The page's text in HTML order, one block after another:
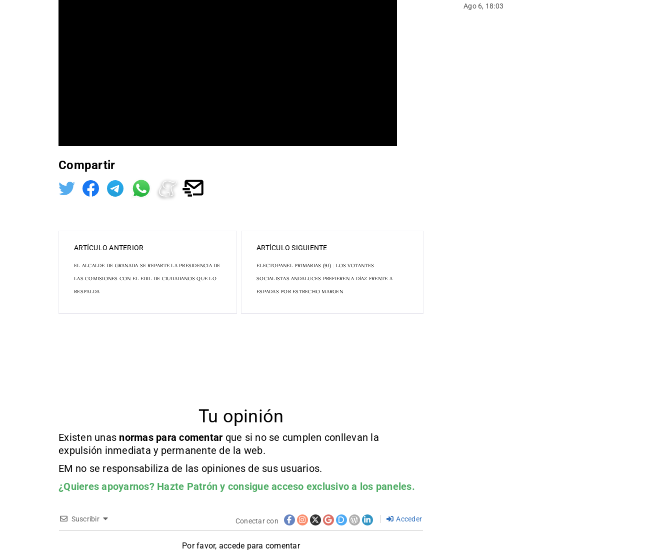
Compartir
ARTÍCULO ANTERIOR
EL ALCALDE DE GRANADA SE REPARTE LA PRESIDENCIA DE
LAS COMISIONES CON EL EDIL DE CIUDADANOS QUE LO
RESPALDA
ARTÍCULO SIGUIENTE
ELECTOPANEL PRIMARIAS (9J) : LOS VOTANTES
SOCIALISTAS ANDALUCES PREFIEREN A DÍAZ FRENTE A
ESPADAS POR ESTRECHO MARGEN
Tu opinión
Existen unas normas para comentar que si no se cumplen conllevan la
expulsión inmediata y permanente de la web.
EM no se responsabiliza de las opiniones de sus usuarios.
¿Quieres apoyarnos? Hazte Patrón y consigue acceso exclusivo a los paneles.
Suscribir Conectar con Acceder
Por favor, accede para comentar
Ago 6, 18:03